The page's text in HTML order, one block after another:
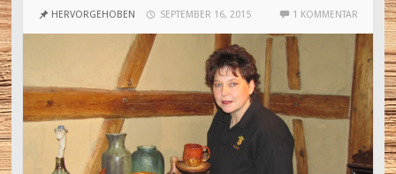
HERVORGEHOBEN SEPTEMBER 16, 2015 1 KOMMENTAR